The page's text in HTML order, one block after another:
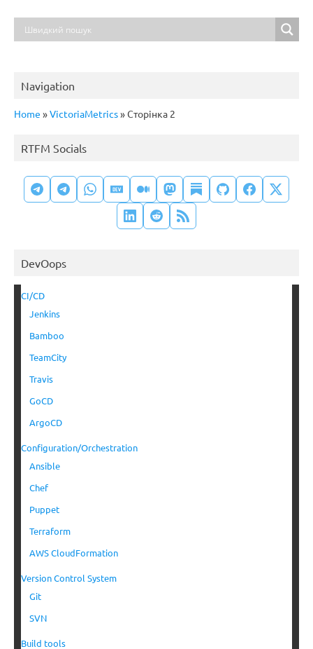
Navigation
Home »VictoriaMetrics»Сторінка 2
RTFM Socials
DevOops
CI/CD
Jenkins
Bamboo
TeamCity
Travis
GoCD
ArgoCD
Configuration/Orchestration
Ansible
Chef
Puppet
Terraform
AWS CloudFormation
Version Control System
Git
SVN
Build tools